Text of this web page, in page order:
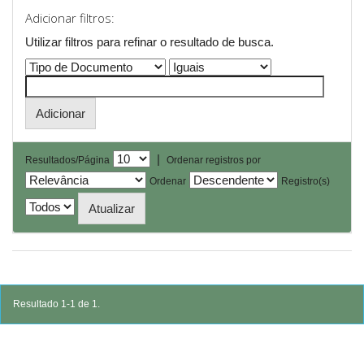
Adicionar filtros:
Utilizar filtros para refinar o resultado de busca.
Resultados/Página |
Ordenar registros por
Ordenar
Registro(s)
Resultado 1-1 de 1.